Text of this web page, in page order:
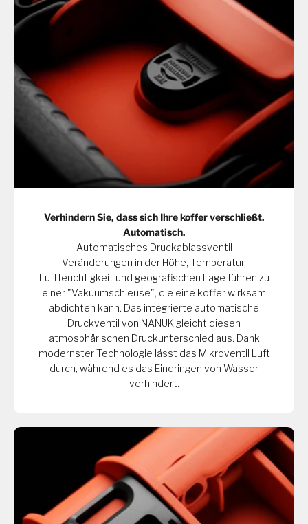
Verhindern Sie, dass sich Ihre koffer verschließt.
Automatisch.
Automatisches Druckablassventil
Veränderungen in der Höhe, Temperatur,
Luftfeuchtigkeit und geografischen Lage führen zu
einer "Vakuumschleuse", die eine koffer wirksam
abdichten kann. Das integrierte automatische
Druckventil von NANUK gleicht diesen
atmosphärischen Druckunterschied aus. Dank
modernster Technologie lässt das Mikroventil Luft
durch, während es das Eindringen von Wasser
verhindert.